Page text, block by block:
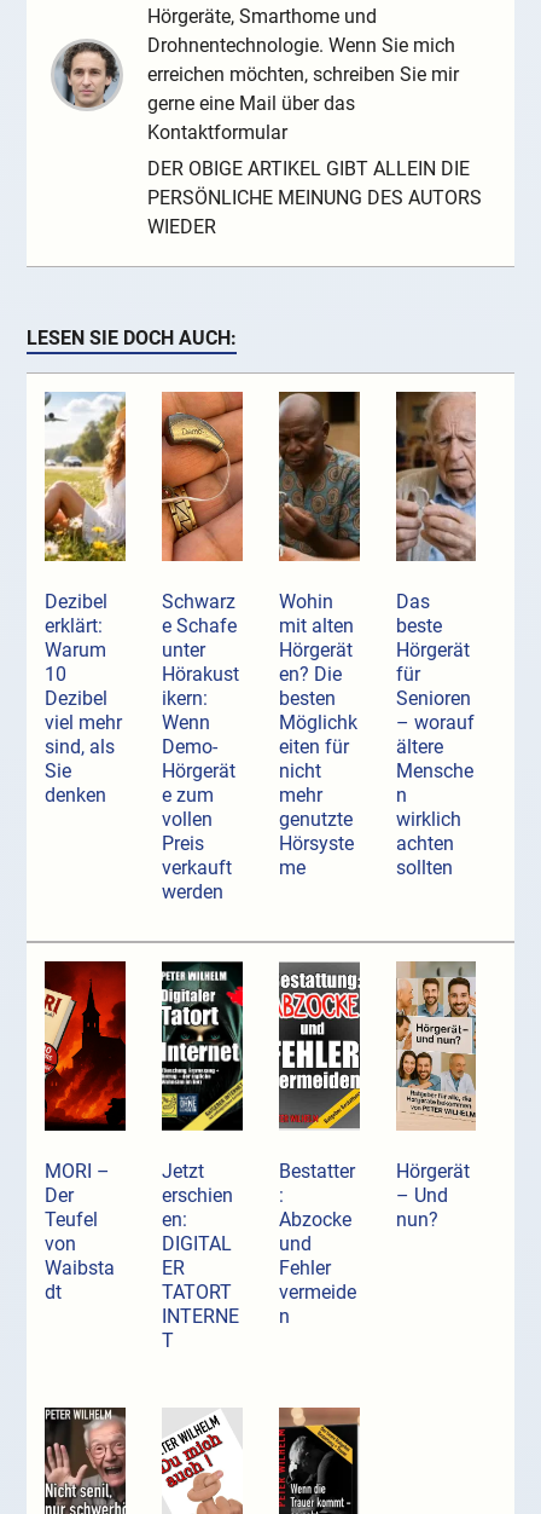
Hörgeräte, Smarthome und
Drohnentechnologie. Wenn Sie mich
erreichen möchten, schreiben Sie mir
gerne eine Mail über das
Kontaktformular
DER OBIGE ARTIKEL GIBT ALLEIN DIE
PERSÖNLICHE MEINUNG DES AUTORS
WIEDER
LESEN SIE DOCH AUCH:
Dezibel
erklärt:
Warum
10
Dezibel
viel mehr
sind, als
Sie
denken
Schwarz
e Schafe
unter
Hörakust
ikern:
Wenn
Demo-
Hörgerät
e zum
vollen
Preis
verkauft
werden
Wohin
mit alten
Hörgerät
en? Die
besten
Möglichk
eiten für
nicht
mehr
genutzte
Hörsyste
me
Das
beste
Hörgerät
für
Senioren
– worauf
ältere
Mensche
n
wirklich
achten
sollten
MORI –
Der
Teufel
von
Waibsta
dt
Jetzt
erschien
en:
DIGITAL
ER
TATORT
INTERNE
T
Bestatter
:
Abzocke
und
Fehler
vermeide
n
Hörgerät
– Und
nun?